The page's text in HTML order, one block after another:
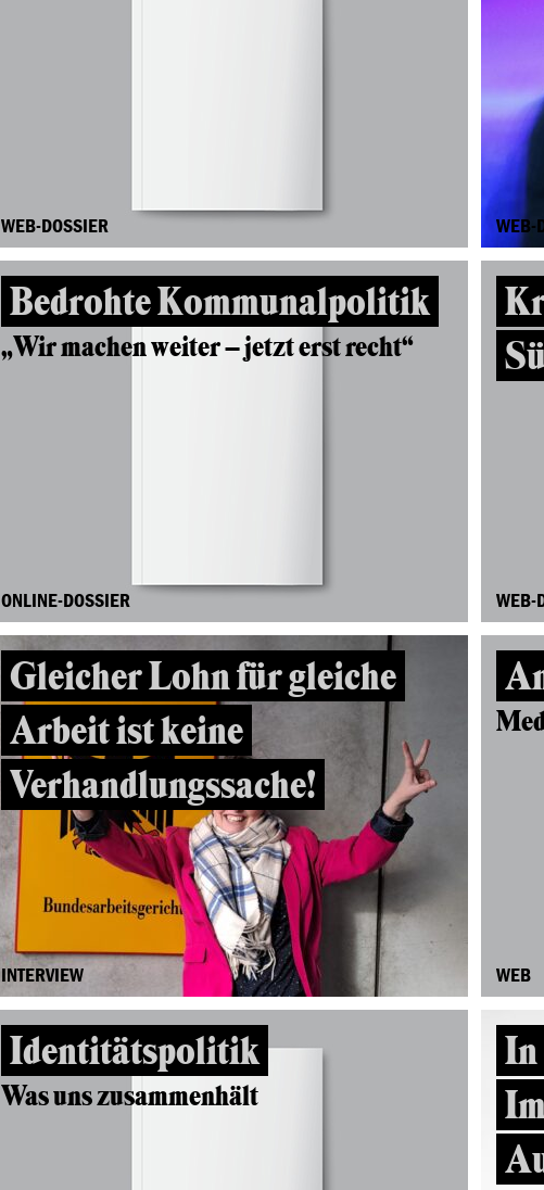
WEB-DOSSIER WEB-
Bedrohte Kommunalpolitik
„Wir machen weiter – jetzt erst recht“
ONLINE-DOSSIER WEB-
Gleicher Lohn für gleiche
Arbeit ist keine
Verhandlungssache!
INTERVIEW WEB
Identitätspolitik
Was uns zusammenhält
In